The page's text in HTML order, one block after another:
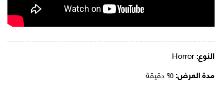
النوع:Horror
مدة العرض: